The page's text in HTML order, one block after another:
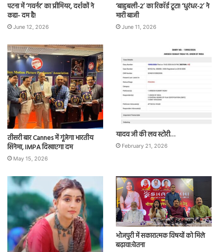
पटना में ‘गवर्नर’ का प्रीमियर, दर्शकों ने
कहा- दम है!
June 12, 2026
‘बाहुबली-2’ का रिकॉर्ड टूटा! ‘धुरंधर-2’ ने
मारी बाजी
June 11, 2026
तीसरी बार Cannes में गूंजेगा भारतीय
सिनेमा, IMPA दिखाएगा दम
May 15, 2026
यादव जी की लव स्टोरी…
February 21, 2026
भोजपुरी में सकारात्मक विषयों को मिले
बढ़ावा:चेतना